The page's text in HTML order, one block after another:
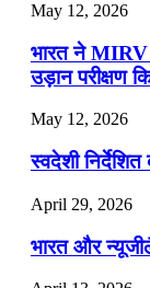
May 12, 2026
भारत ने
उड़ान परीक्षण
May 12, 2026
स्वदेशी
April 29, 2026
भारत और